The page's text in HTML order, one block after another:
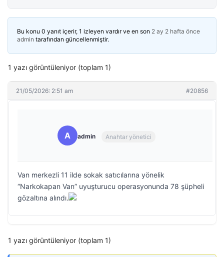
Bu konu 0 yanıt içerir, 1 izleyen vardır ve en son 2 ay 2 hafta önce
admin tarafından güncellenmiştir.
1 yazı görüntüleniyor (toplam 1)
21/05/2026: 2:51 am #20856
A admin Anahtar yönetici
Van merkezli 11 ilde sokak satıcılarına yönelik
“Narkokapan Van” uyuşturucu operasyonunda 78 şüpheli
gözaltına alındı.
1 yazı görüntüleniyor (toplam 1)